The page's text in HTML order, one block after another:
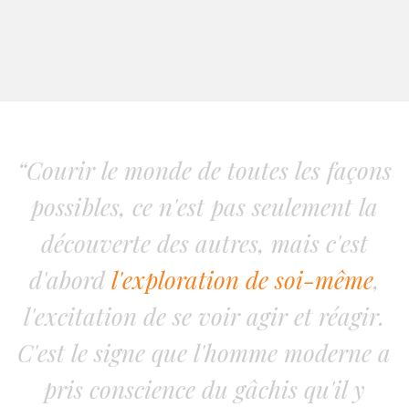
“Courir le monde de toutes les façons
possibles, ce n'est pas seulement la
découverte des autres, mais c'est
d'abord l'exploration de soi-même,
l'excitation de se voir agir et réagir.
C'est le signe que l'homme moderne a
pris conscience du gâchis qu'il y